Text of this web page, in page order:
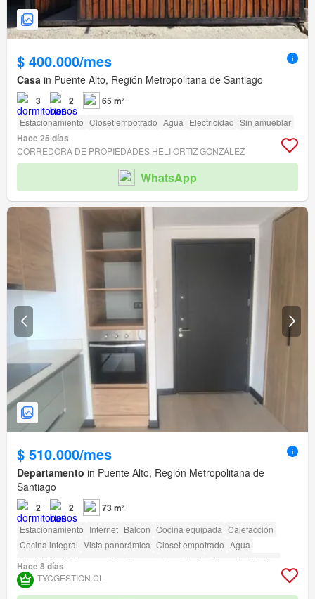
$ 400.000/mes
Casa in Puente Alto, Región Metropolitana de Santiago
3 2 65 m²
Estacionamiento Closet empotrado Agua Electricidad Sin amueblar
Hace 25 días
CORREDORA DE PROPIEDADES HELI ORTIZ GONZALEZ
WhatsApp
$ 510.000/mes
Departamento in Puente Alto, Región Metropolitana de
Santiago
2 2 73 m²
Estacionamiento Internet Balcón Cocina equipada Calefacción
Cocina integral Vista panorámica Closet empotrado Agua
Electricidad Sin amueblar Terraza Seguridad Gimnasio
Piscina
Área para niños Ascensor
Acceso para personas con discapacidad
Hace 8 días
TYCGESTION.CL